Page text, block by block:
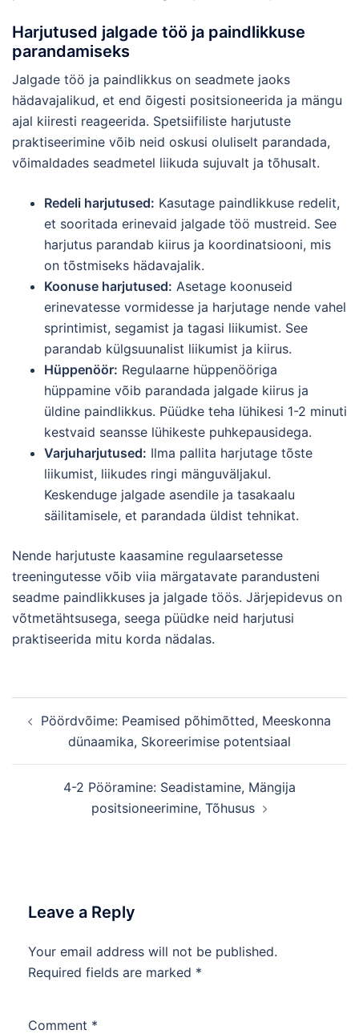
Harjutused jalgade töö ja paindlikkuse
parandamiseks
Jalgade töö ja paindlikkus on seadmete jaoks
hädavajalikud, et end õigesti positsioneerida ja mängu
ajal kiiresti reageerida. Spetsiifiliste harjutuste
praktiseerimine võib neid oskusi oluliselt parandada,
võimaldades seadmetel liikuda sujuvalt ja tõhusalt.
Redeli harjutused: Kasutage paindlikkuse redelit,
et sooritada erinevaid jalgade töö mustreid. See
harjutus parandab kiirus ja koordinatsiooni, mis
on tõstmiseks hädavajalik.
Koonuse harjutused: Asetage koonuseid
erinevatesse vormidesse ja harjutage nende vahel
sprintimist, segamist ja tagasi liikumist. See
parandab külgsuunalist liikumist ja kiirus.
Hüppenöör: Regulaarne hüppenööriga
hüppamine võib parandada jalgade kiirus ja
üldine paindlikkus. Püüdke teha lühikesi 1-2 minuti
kestvaid seansse lühikeste puhkepausidega.
Varjuharjutused: Ilma pallita harjutage tõste
liikumist, liikudes ringi mänguväljakul.
Keskenduge jalgade asendile ja tasakaalu
säilitamisele, et parandada üldist tehnikat.
Nende harjutuste kaasamine regulaarsetesse
treeningutesse võib viia märgatavate parandusteni
seadme paindlikkuses ja jalgade töös. Järjepidevus on
võtmetähtsusega, seega püüdke neid harjutusi
praktiseerida mitu korda nädalas.
navigation
Pöördvõime: Peamised põhimõtted, Meeskonna
dünaamika, Skoreerimise potentsiaal
4-2 Pööramine: Seadistamine, Mängija
positsioneerimine, Tõhusus
Leave a Reply
Your email address will not be published.
Required fields are marked *
Comment *